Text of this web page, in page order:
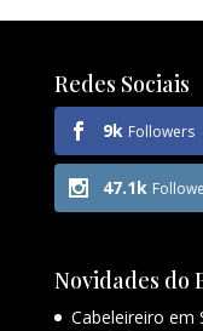
Redes Sociais
9k Followers
47.1k
Novidades do
Cabeleireiro em